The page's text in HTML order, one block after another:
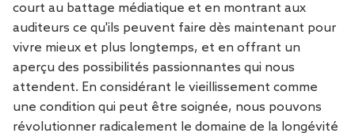
court au battage médiatique et en montrant aux
auditeurs ce qu'ils peuvent faire dès maintenant pour
vivre mieux et plus longtemps, et en offrant un
aperçu des possibilités passionnantes qui nous
attendent. En considérant le vieillissement comme
une condition qui peut être soignée, nous pouvons
révolutionner radicalement le domaine de la longévité